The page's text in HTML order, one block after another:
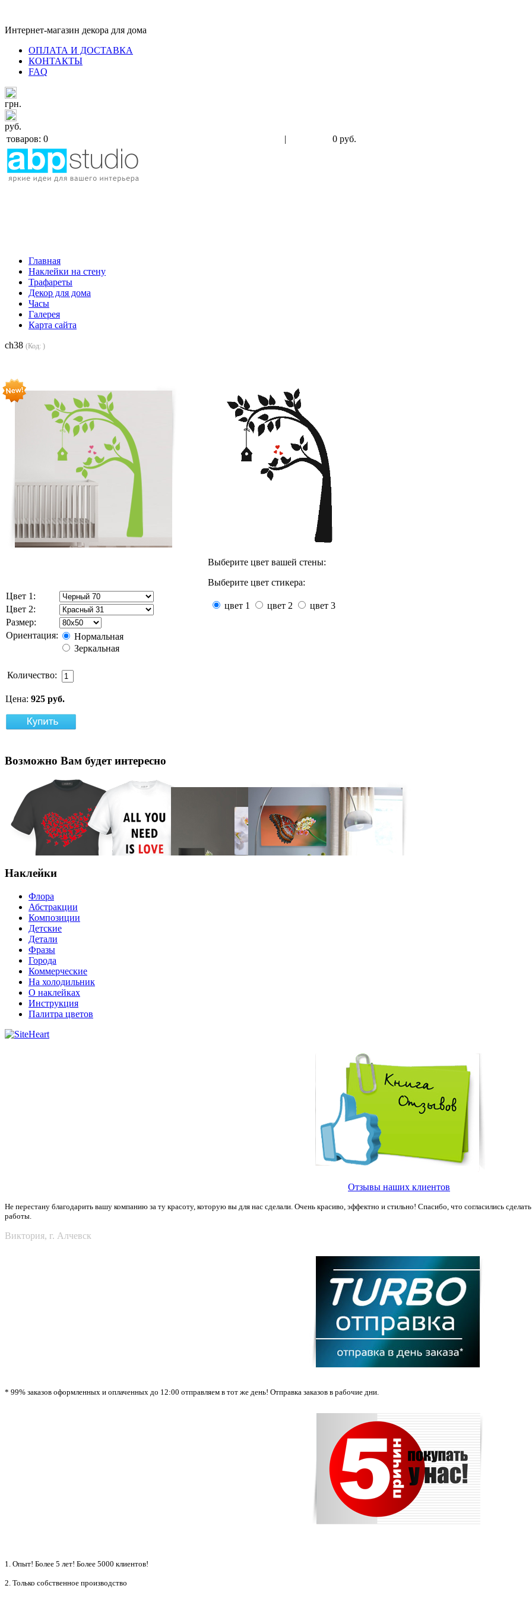
Интернет-магазин декора для дома
ОПЛАТА И ДОСТАВКА
КОНТАКТЫ
FAQ
грн.
руб.
товаров: 0
| 0 руб.
Главная
Наклейки на стену
Трафареты
Декор для дома
Часы
Галерея
Карта сайта
ch38 (Код: )
Цвет 1:
Цвет 2:
Размер:
Ориентация:
Нормальная
Зеркальная
Количество:
Цена: 925 руб.
Выберите цвет вашей стены:
Выберите цвет стикера:
цвет 1 цвет 2 цвет 3
Возможно Вам будет интересно
Наклейки
Флора
Абстракции
Композиции
Детские
Детали
Фразы
Города
Коммерческие
На холодильник
О наклейках
Инструкция
Палитра цветов
Отзывы наших клиентов
Не перестану благодарить вашу компанию за ту красоту, которую вы для нас сделали. Очень красиво, эффектно и стильно! Спасибо, что согласились
работы.
Виктория, г. Алчевск
* 99% заказов оформленных и оплаченных до 12:00 отправляем в тот же день! Отправка заказов в рабочие дни.
1. Опыт! Более 5 лет! Более 5000 клиентов!
2. Только собственное производство